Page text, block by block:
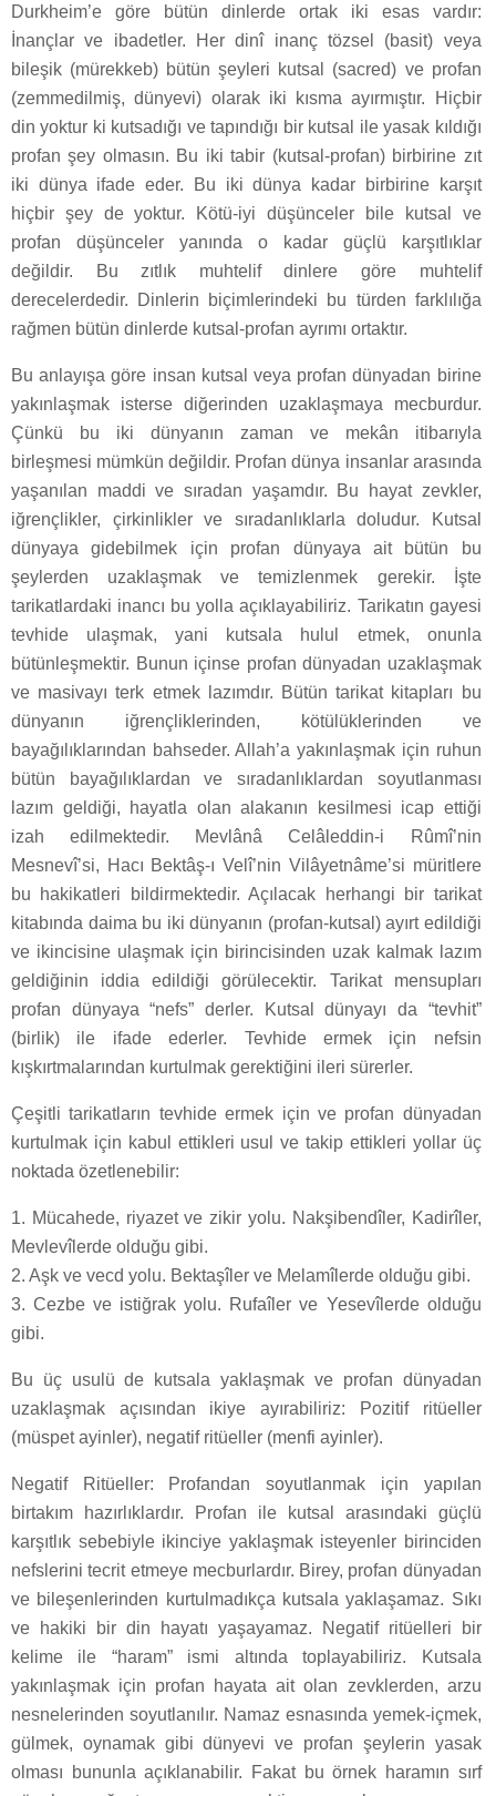
Durkheim’e göre bütün dinlerde ortak iki esas vardır:
İnançlar ve ibadetler. Her dinî inanç tözsel (basit) veya
bileşik (mürekkeb) bütün şeyleri kutsal (sacred) ve profan
(zemmedilmiş, dünyevi) olarak iki kısma ayırmıştır. Hiçbir
din yoktur ki kutsadığı ve tapındığı bir kutsal ile yasak kıldığı
profan şey olmasın. Bu iki tabir (kutsal-profan) birbirine zıt
iki dünya ifade eder. Bu iki dünya kadar birbirine karşıt
hiçbir şey de yoktur. Kötü-iyi düşünceler bile kutsal ve
profan düşünceler yanında o kadar güçlü karşıtlıklar
değildir. Bu zıtlık muhtelif dinlere göre muhtelif
derecelerdedir. Dinlerin biçimlerindeki bu türden farklılığa
rağmen bütün dinlerde kutsal-profan ayrımı ortaktır.
Bu anlayışa göre insan kutsal veya profan dünyadan birine
yakınlaşmak isterse diğerinden uzaklaşmaya mecburdur.
Çünkü bu iki dünyanın zaman ve mekân itibarıyla
birleşmesi mümkün değildir. Profan dünya insanlar arasında
yaşanılan maddi ve sıradan yaşamdır. Bu hayat zevkler,
iğrençlikler, çirkinlikler ve sıradanlıklarla doludur. Kutsal
dünyaya gidebilmek için profan dünyaya ait bütün bu
şeylerden uzaklaşmak ve temizlenmek gerekir. İşte
tarikatlardaki inancı bu yolla açıklayabiliriz. Tarikatın gayesi
tevhide ulaşmak, yani kutsala hulul etmek, onunla
bütünleşmektir. Bunun içinse profan dünyadan uzaklaşmak
ve masivayı terk etmek lazımdır. Bütün tarikat kitapları bu
dünyanın iğrençliklerinden, kötülüklerinden ve
bayağılıklarından bahseder. Allah’a yakınlaşmak için ruhun
bütün bayağılıklardan ve sıradanlıklardan soyutlanması
lazım geldiği, hayatla olan alakanın kesilmesi icap ettiği
izah edilmektedir. Mevlânâ Celâleddin-i Rûmî’nin
Mesnevî’si, Hacı Bektâş-ı Velî’nin Vilâyetnâme’si müritlere
bu hakikatleri bildirmektedir. Açılacak herhangi bir tarikat
kitabında daima bu iki dünyanın (profan-kutsal) ayırt edildiği
ve ikincisine ulaşmak için birincisinden uzak kalmak lazım
geldiğinin iddia edildiği görülecektir. Tarikat mensupları
profan dünyaya “nefs” derler. Kutsal dünyayı da “tevhit”
(birlik) ile ifade ederler. Tevhide ermek için nefsin
kışkırtmalarından kurtulmak gerektiğini ileri sürerler.
Çeşitli tarikatların tevhide ermek için ve profan dünyadan
kurtulmak için kabul ettikleri usul ve takip ettikleri yollar üç
noktada özetlenebilir:
1. Mücahede, riyazet ve zikir yolu. Nakşibendîler, Kadirîler,
Mevlevîlerde olduğu gibi.
2. Aşk ve vecd yolu. Bektaşîler ve Melamîlerde olduğu gibi.
3. Cezbe ve istiğrak yolu. Rufaîler ve Yesevîlerde olduğu
gibi.
Bu üç usulü de kutsala yaklaşmak ve profan dünyadan
uzaklaşmak açısından ikiye ayırabiliriz: Pozitif ritüeller
(müspet ayinler), negatif ritüeller (menfi ayinler).
Negatif Ritüeller: Profandan soyutlanmak için yapılan
birtakım hazırlıklardır. Profan ile kutsal arasındaki güçlü
karşıtlık sebebiyle ikinciye yaklaşmak isteyenler birinciden
nefslerini tecrit etmeye mecburlardır. Birey, profan dünyadan
ve bileşenlerinden kurtulmadıkça kutsala yaklaşamaz. Sıkı
ve hakiki bir din hayatı yaşayamaz. Negatif ritüelleri bir
kelime ile “haram” ismi altında toplayabiliriz. Kutsala
yakınlaşmak için profan hayata ait olan zevklerden, arzu
nesnelerinden soyutlanılır. Namaz esnasında yemek-içmek,
gülmek, oynamak gibi dünyevi ve profan şeylerin yasak
olması bununla açıklanabilir. Fakat bu örnek haramın sırf